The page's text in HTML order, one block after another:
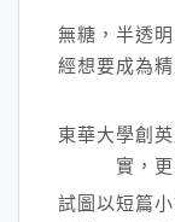
無糖，半透
經想要成為
東華大學創
實，
試圖以短篇